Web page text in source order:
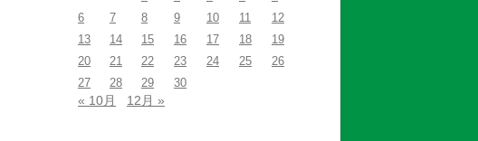
6
7 8 9 10 11
12
13
14 15 16 17 18
19
20
21 22 23 24 25
26
27
28 29 30
« 10月 12月 »